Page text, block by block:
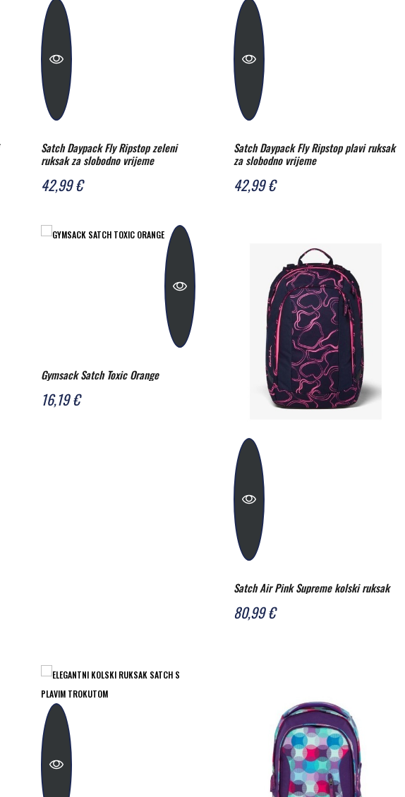
Satch Daypack Fly Ripstop zeleni
ruksak za slobodno vrijeme
42,99 €
Satch Daypack Fly Ripstop plavi ruksak
za slobodno vrijeme
42,99 €
Gymsack Satch Toxic Orange
16,19 €
Satch Air Pink Supreme kolski ruksak
80,99 €